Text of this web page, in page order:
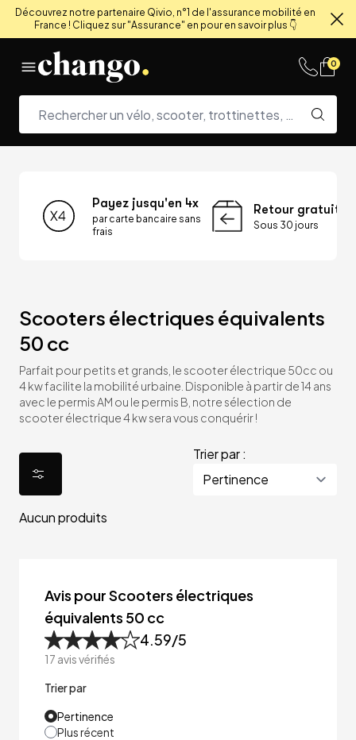
Découvrez notre partenaire Qivio, n°1 de l'assurance mobilité en
France ! Cliquez sur "Assurance" en pour en savoir plus 👇
0
Payez jusqu'en 4x
par carte bancaire sans
frais
Retour gratuit
Sous 30 jours
Scooters électriques équivalents
50 cc
Parfait pour petits et grands, le scooter électrique 50cc ou
4 kw facilite la mobilité urbaine. Disponible à partir de 14 ans
avec le permis AM ou le permis B, notre sélection de
scooter électrique 4 kw sera vous conquérir !
Trier par :
Aucun produits
Avis pour Scooters électriques
équivalents 50 cc
4.59/5
17 avis vérifiés
Trier par
Pertinence
Plus récent